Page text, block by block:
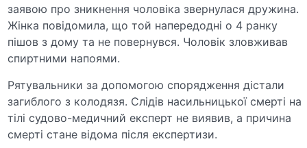
заявою про зникнення чоловіка звернулася дружина.
Жінка повідомила, що той напередодні о 4 ранку
пішов з дому та не повернувся. Чоловік зловживав
спиртними напоями.
Рятувальники за допомогою спорядження дістали
загиблого з колодязя. Слідів насильницької смерті на
тілі судово-медичний експерт не виявив, а причина
смерті стане відома після експертизи.